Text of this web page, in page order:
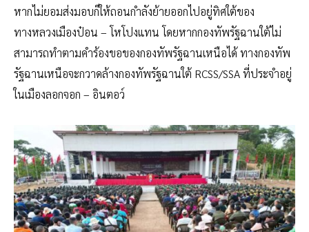
หากไม่ยอมส่งมอบก็ให้ถอนกำลังย้ายออกไปอยู่ทิศใต้ของ
ทางหลวงเมืองป๋อน – โหโปงแทน โดยหากกองทัพรัฐฉานใต้ไม่
สามารถทำตามคำร้องขอของกองทัพรัฐฉานเหนือได้ ทางกองทัพ
รัฐฉานเหนือจะกวาดล้างกองทัพรัฐฉานใต้ RCSS/SSA ที่ประจำอยู่
ในเมืองลอกจอก – อินตอว์